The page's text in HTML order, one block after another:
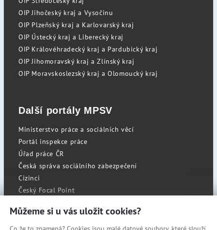
OIP Jihočeský kraj a Vysočinu
OIP Plzeňský kraj a Karlovarský kraj
OIP Ústecký kraj a Liberecký kraj
OIP Královéhradecký kraj a Pardubický kraj
OIP Jihomoravský kraj a Zlínský kraj
OIP Moravskoslezský kraj a Olomoucký kraj
Další portály MPSV
Ministerstvo práce a sociálních věcí
Portál inspekce práce
Úřad práce ČR
Česká správa sociálního zabezpečení
Cizinci
Český Focal Point
Můžeme si u vás uložit cookies?